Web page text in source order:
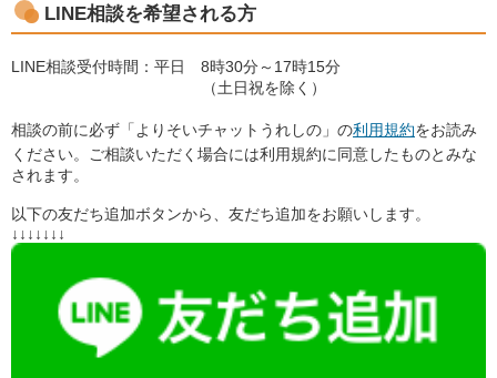
LINE相談を希望される方
LINE相談受付時間：平日 8時30分～17時15分
（土日祝を除く）
相談の前に必ず「よりそいチャットうれしの」の利用規約をお読み
ください。ご相談いただく場合には利用規約に同意したものとみな
されます。
以下の友だち追加ボタンから、友だち追加をお願いします。
↓↓↓↓↓↓↓